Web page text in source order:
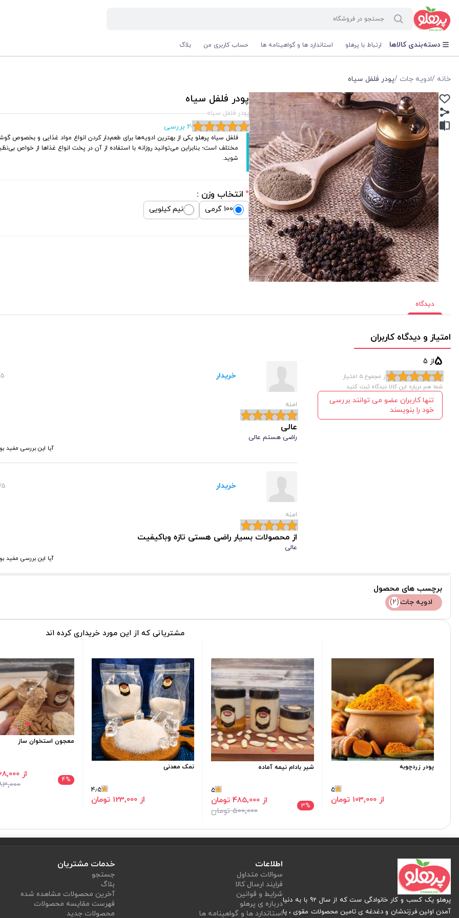
دسته‌بندی کالاها ارتباط با پرهلو استاندارد ها و گواهینامه ها حساب کاربری من بلاگ
خانه /ادویه جات /پودر فلفل سیاه
پودر فلفل سیاه
پودر فلفل سیاه
2 بررسی
فلفل سیاه پرهلو یکی از بهترین ادویه‌ها برای طعم‌دار کردن انواع مواد غذایی و بخصوص
مختلف است؛ بنابراین می‌توانید روزانه با استفاده از آن در پخت انواع غذاها از خواص
شوید.
* انتخاب وزن :
100 گرمی نیم کیلویی
دیدگاه
امتیاز و دیدگاه کاربران
5از 5
از مجموع 5 امتیاز
شما هم درباره این کالا دیدگاه ثبت کنید
تنها کاربران عضو می توانند بررسی
خود را بنویسند
امنه
خریدار
عالی
راضی هستم عالی
آیا این بررسی مفید
امنه
خریدار
از محصولات بسیار راضی هستی تازه و‌باکیفیت
عالی
آیا این بررسی مفید
برچسب های محصول
ادویه جات(2)
مشتریانی که از این مورد خریداری کرده اند
پودر زردچوبه
5
از 103٬000 تومان
شیر بادام نیمه آماده
5
3% 500٬000 تومان
از 485٬000 تومان
نمک معدنی
4٫5
از 123٬000 تومان
معجون استخوان ساز
4% 383٬000
از 368٬000 تومان
پرهلو یک کسب و کار خانوادگی ست که از سال 92 با به دنیا
آمدن اولین فرزندشان و دغدغه ی تامین محصولات مقوی ، پا
اطلاعات
سوالات متداول
فرایند ارسال کالا
شرایط و قوانین
درباره ی پرهلو
استاندارد ها و گواهینامه ها
خدمات مشتریان
جستجو
بلاگ
آخرین محصولات مشاهده شده
فهرست مقایسه محصولات
محصولات جدید